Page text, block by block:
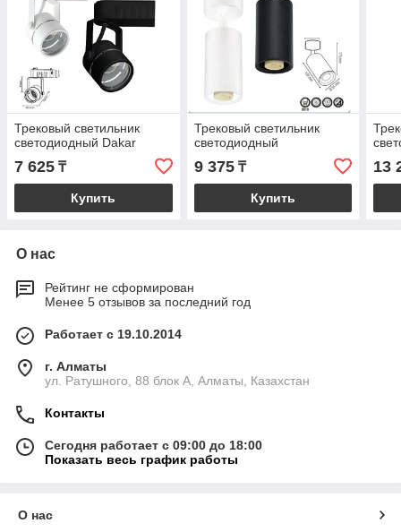
Трековый светильник
светодиодный Dakar
7 625 ₸
Купить
Трековый светильник
светодиодный
9 375₸
Купить
13
О нас
Рейтинг не сформирован
Менее 5 отзывов за последний год
Работает с 19.10.2014
г. Алматы
ул. Ратушного, 88 блок A, Алматы, Казахстан
Контакты
Сегодня работает с 09:00 до 18:00
Показать весь график работы
О нас